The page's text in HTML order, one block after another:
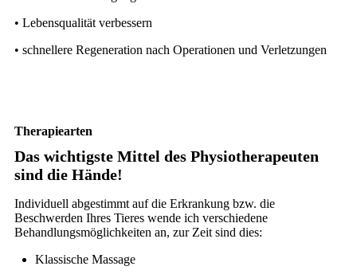
• Lebensqualität verbessern
• schnellere Regeneration nach Operationen und Verletzungen
Therapiearten
Das wichtigste Mittel des Physiotherapeuten
sind die Hände!
Individuell abgestimmt auf die Erkrankung bzw. die
Beschwerden Ihres Tieres wende ich verschiedene
Behandlungsmöglichkeiten an, zur Zeit sind dies:
Klassische Massage